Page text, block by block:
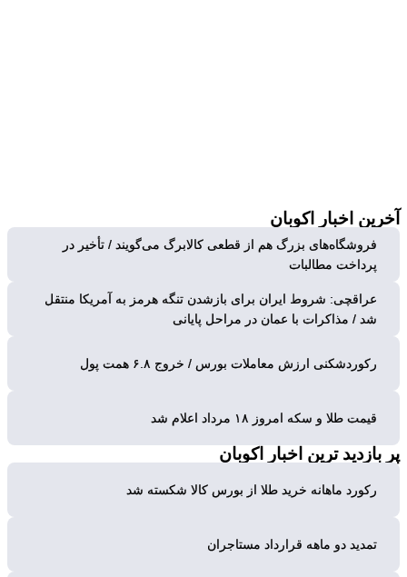
آخرین اخبار اکوبان
فروشگاه‌های بزرگ هم از قطعی کالابرگ می‌گویند / تأخیر در
پرداخت مطالبات
عراقچی: شروط ایران برای بازشدن تنگه هرمز به آمریکا منتقل
شد / مذاکرات با عمان در مراحل پایانی
رکوردشکنی ارزش معاملات بورس / خروج ۶.۸ همت پول
قیمت طلا و سکه امروز ۱۸ مرداد اعلام شد
پر بازدید ترین اخبار اکوبان
رکورد ماهانه خرید طلا از بورس کالا شکسته شد
تمدید دو ماهه قرارداد مستاجران